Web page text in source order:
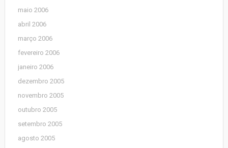
maio 2006
abril 2006
março 2006
fevereiro 2006
janeiro 2006
dezembro 2005
novembro 2005
outubro 2005
setembro 2005
agosto 2005